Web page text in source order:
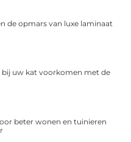
de opmars van luxe laminaat
bij uw kat voorkomen met de
beter wonen en tuinieren